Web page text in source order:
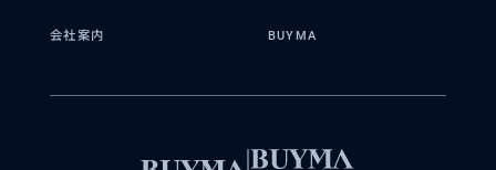
会社案内 BUYMA